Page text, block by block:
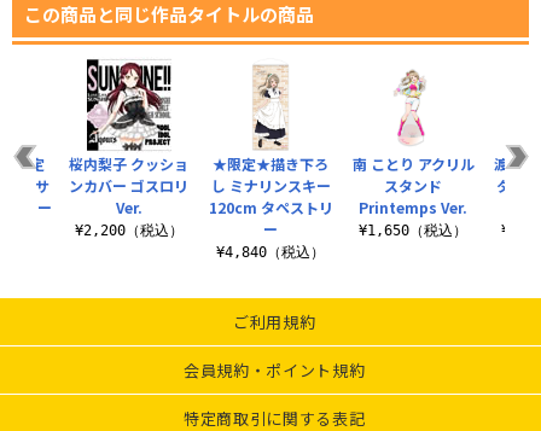
この商品と同じ作品タイトルの商品
★限定★描き下ろ
し ミナリンスキー
120cm タペストリ
ー
¥4,840（税込）
南 ことり アクリル
スタンド
Printemps Ver.
¥1,650（税込）
渡辺
タン
限定
ン☆サ
ラー
桜内梨子 クッショ
ンカバー ゴスロリ
Ver.
¥2,200（税込）
ご利用規約
会員規約・ポイント規約
特定商取引に関する表記